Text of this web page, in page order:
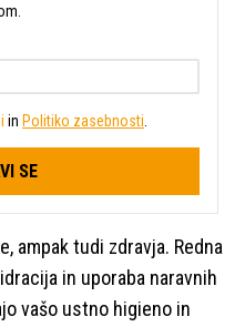
in Politiko zasebnosti
SE
ampak tudi zdravja. Redna
in uporaba naravnih
vašo ustno higieno in